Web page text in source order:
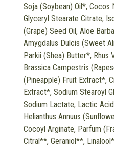
Soja (Soybean) Oil*, Cocos
Glyceryl Stearate Citrate,
(Grape) Seed Oil, Aloe
Amygdalus Dulcis (Sweet
Parkii (Shea) Butter*, Rhus
Brassica Campestris
(Pineapple) Fruit Extract*,
Extract*, Sodium Stearoyl
Sodium Lactate, Lactic
Helianthus Annuus
Cocoyl Arginate, Parfum
Citral**, Geraniol**,